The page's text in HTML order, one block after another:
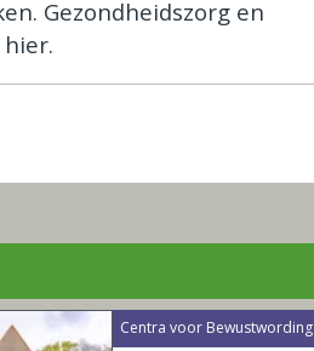
Gezondheidszorg en
Centra voor Bewustwording